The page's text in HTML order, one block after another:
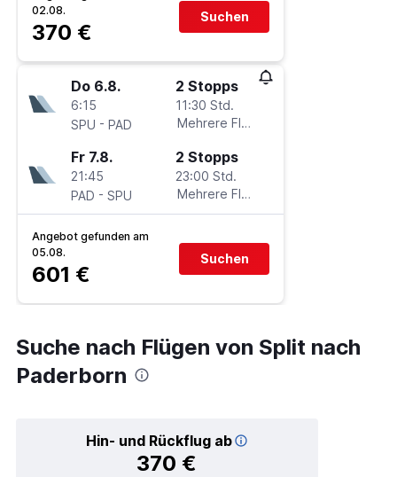
02.08.
370 €
Suchen
Do 6.8.
6:15
SPU - PAD
2 Stopps
11:30 Std.
Mehrere Fluglinien
Fr 7.8.
21:45
PAD - SPU
2 Stopps
23:00 Std.
Mehrere Fluglinien
Angebot gefunden am
05.08.
601 €
Suchen
Suche nach Flügen von Split nach
Paderborn
Hin- und Rückflug ab
370 €